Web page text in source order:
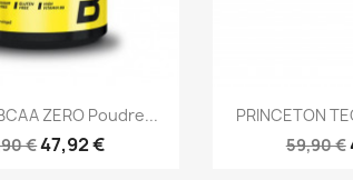
rapide
ZERO Poudre...
€47,92 €

PRINCETON
59,90 €